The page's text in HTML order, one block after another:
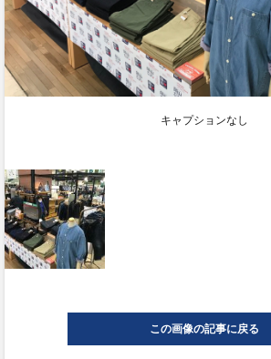
キャプションなし
この画像の記事に戻る